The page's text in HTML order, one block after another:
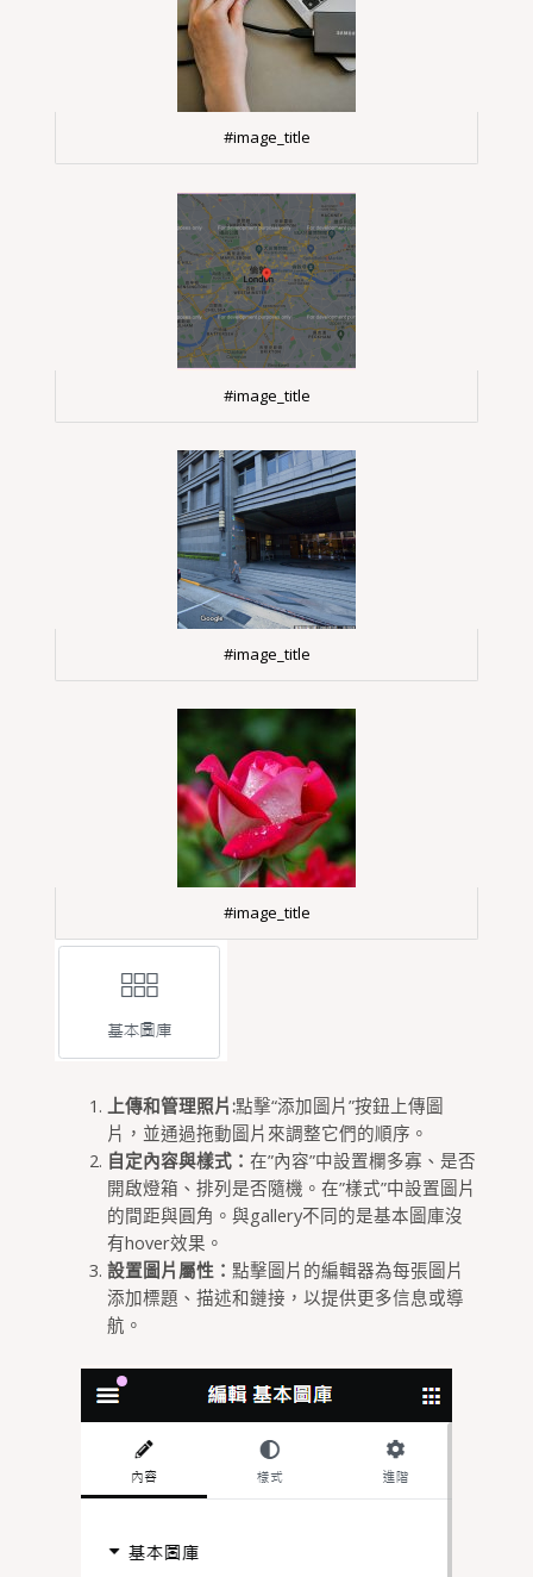
#image_title
#image_title
#image_title
#image_title
上傳和管理照片:點擊“添加圖片”按鈕上傳圖
片，並通過拖動圖片來調整它們的順序。
自定內容與樣式： 在”內容”中設置欄多寡、是否
開啟燈箱、排列是否隨機。在”樣式”中設置圖片
的間距與圓角。與gallery不同的是基本圖庫沒
有hover效果。
設置圖片屬性： 點擊圖片的編輯器為每張圖片
添加標題、描述和鏈接，以提供更多信息或導
航。